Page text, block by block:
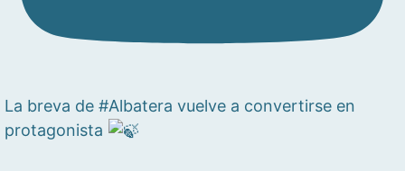
La breva de #Albatera vuelve a convertirse en
protagonista